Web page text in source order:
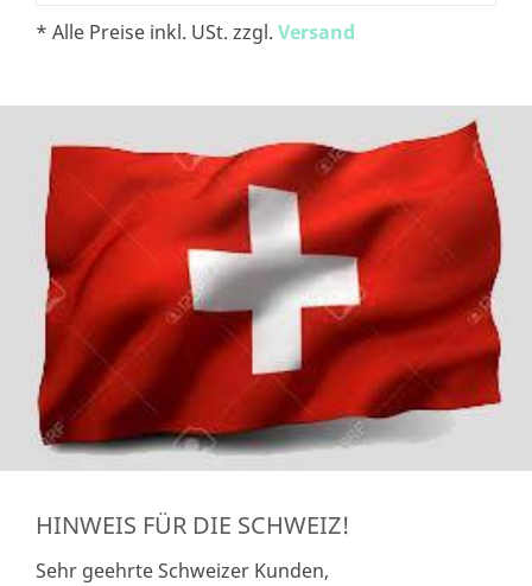
* Alle Preise inkl. USt. zzgl. Versand
HINWEIS FÜR DIE SCHWEIZ!
Sehr geehrte Schweizer Kunden,